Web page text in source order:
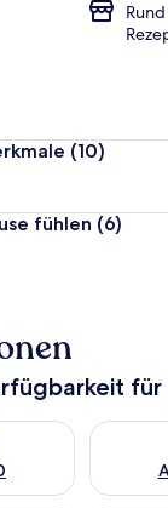
(10)
fühlen (6)
für
für heute